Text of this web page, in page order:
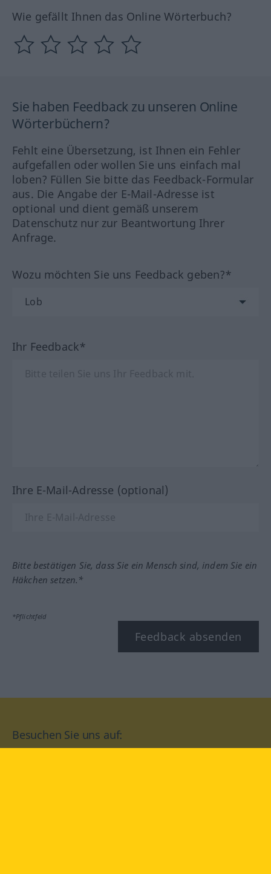
Wie gefällt Ihnen das Online Wörterbuch?
Sie haben Feedback zu unseren Online
Wörterbüchern?
Fehlt eine Übersetzung, ist Ihnen ein Fehler
aufgefallen oder wollen Sie uns einfach mal
loben? Füllen Sie bitte das Feedback-Formular
aus. Die Angabe der E-Mail-Adresse ist
optional und dient gemäß unserem
Datenschutz nur zur Beantwortung Ihrer
Anfrage.
Wozu möchten Sie uns Feedback geben?*
Ihr Feedback*
Ihre E-Mail-Adresse (optional)
Bitte bestätigen Sie, dass Sie ein Mensch sind, indem Sie ein
Häkchen setzen.*
*Pflichtfeld
Feedback absenden
Besuchen Sie uns auf: